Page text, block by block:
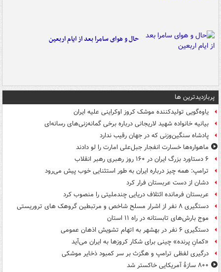
حال و هوای سامرا بعد از ایام اربعین
پربازدیدترین ها
یاوه‌گویی تولیدکننده موشک کروز اوکراینی علیه ایران
بیانیه خانواده شهید لاریجانی درباره برخی گمانه‌زنی‌های رسانه‌ای
پادشاه سنگین‌وزنی که در جهان رقیب ندارد
ماهواره‌ها خسارت انفجار جبل‌علی امارت را لو دادند
۶ دستاورد بزرگ ایران در ۱۶۰ روز رهبری رهبر انقلاب
ترامپ: همه چیز درباره ایران به طور استثنایی خوب پیش می‌رود
دشان از دست عربستان فرار کرد
عربستان فرمانده ائتلاف دریایی چندملیتی را منصوب کرد
دستگیری ۸ نفر از اشرار مسلح شاخص و مرتبطین گروهک های تروریستی
موج بارش‌های تابستانه در راه ۱۱ استان
دستگیری ۶ نفر در بهشهر به اتهام تشویش اذهان عمومی
«کمانِ پرنده» چینی برای شکار کروزها به ایران می‌آید
درگیری لفظی ترامپ و هگزث بر سر کمبود ذخایر موشکی
۸۰۰ سازۀ آمریکایی خاکستر شد